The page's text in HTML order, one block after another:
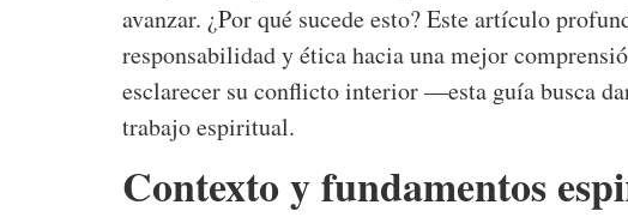
avanzar. ¿Por qué sucede esto? Este artículo
responsabilidad y ética hacia una mejor
esclarecer su conflicto interior —esta guía busca
trabajo espiritual.
Contexto y fundamentos